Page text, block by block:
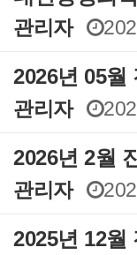
관리자
2026년 05
관리자
2026년 2월
관리자
2025년 12